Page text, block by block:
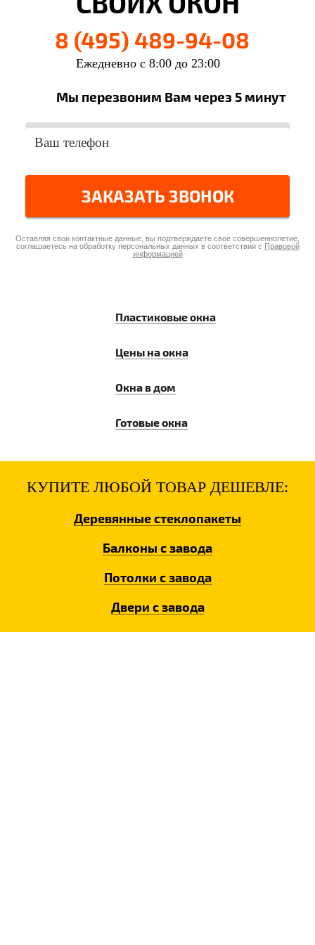
8 (495) 489-94-08
Ежедневно с 8:00 до 23:00
Мы перезвоним Вам через 5 минут
ЗАКАЗАТЬ ЗВОНОК
Оставляя свои контактные данные, вы подтверждаете свое совершеннолетие,
соглашаетесь на обработку персональных данных в соответствии с Правовой
информацией
Пластиковые окна
Цены на окна
Окна в дом
Готовые окна
КУПИТЕ ЛЮБОЙ ТОВАР ДЕШЕВЛЕ:
Деревянныестеклопакеты
Балконы с завода
Потолки с завода
Двери с завода